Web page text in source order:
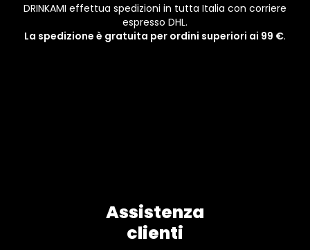
DRINKAMI effettua spedizioni in tutta Italia con corriere
espresso DHL.
La spedizione è gratuita per ordini superiori ai 99 €.
Assistenza
clienti